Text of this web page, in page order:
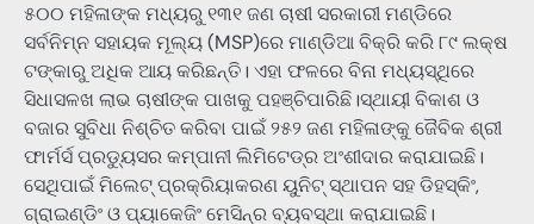
୫୦୦ ମହିଳାଙ୍କ ମଧ୍ୟରୁ ୧୩୧ ଜଣ ଚାଷୀ ସରକାରୀ ମଣ୍ଡିରେ
ସର୍ବନିମ୍ନ ସହାୟକ ମୂଲ୍ୟ (MSP)ରେ ମାଣ୍ଡିଆ ବିକ୍ରି କରି ୮୯ ଲକ୍ଷ
ଟଙ୍କାରୁ ଅଧିକ ଆୟ କରିଛନ୍ତି। ଏହା ଫଳରେ ବିନା ମଧ୍ୟସ୍ଥିରେ
ସିଧାସଳଖ ଲାଭ ଚାଷୀଙ୍କ ପାଖକୁ ପହଞ୍ଚିପାରିଛି।ସ୍ଥାୟୀ ବିକାଶ ଓ
ବଜାର ସୁବିଧା ନିଶ୍ଚିତ କରିବା ପାଇଁ ୨୫୨ ଜଣ ମହିଳାଙ୍କୁ ଜୈବିକ ଶ୍ରୀ
ଫାର୍ମର୍ସ ପ୍ରଡ୍ୟୁସର କମ୍ପାନୀ ଲିମିଟେଡ୍‌ର ଅଂଶୀଦାର କରାଯାଇଛି।
ସେଥିପାଇଁ ମିଲେଟ୍ ପ୍ରକ୍ରିୟାକରଣ ୟୁନିଟ୍ ସ୍ଥାପନ ସହ ଡିହସ୍କିଂ,
ଗ୍ରାଇଣ୍ଡିଂ ଓ ପ୍ୟାକେଜିଂ ମେସିନ୍‌ର ବ୍ୟବସ୍ଥା କରାଯାଇଛି।